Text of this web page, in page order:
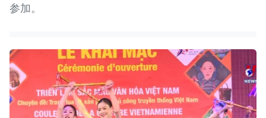
参加。